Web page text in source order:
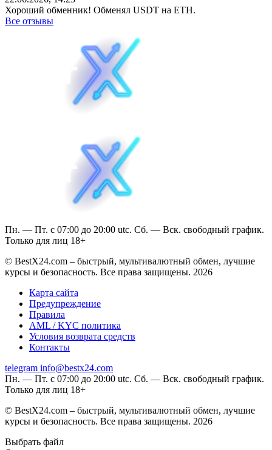
Хороший обменник! Обменял USDT на ETH.
Все отзывы
Пн. — Пт. с 07:00 до 20:00 utc. Сб. — Вск. свободный график.
Только для лиц 18+
© BestX24.com – быстрый, мультивалютный обмен, лучшие
курсы и безопасность. Все права защищены. 2026
Карта сайта
Предупреждение
Правила
AML / KYC политика
Условия возврата средств
Контакты
telegram info@bestx24.com
Пн. — Пт. с 07:00 до 20:00 utc. Сб. — Вск. свободный график.
Только для лиц 18+
© BestX24.com – быстрый, мультивалютный обмен, лучшие
курсы и безопасность. Все права защищены. 2026
Выбрать файл